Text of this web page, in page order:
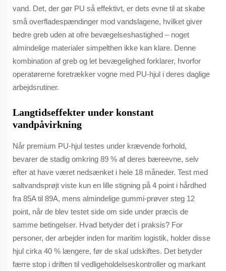
vand. Det, der gør PU så effektivt, er dets evne til at skabe
små overfladespændinger mod vandslagene, hvilket giver
bedre greb uden at ofre bevægelseshastighed – noget
almindelige materialer simpelthen ikke kan klare. Denne
kombination af greb og let bevægelighed forklarer, hvorfor
operatørerne foretrækker vogne med PU-hjul i deres daglige
arbejdsrutiner.
Langtidseffekter under konstant
vandpåvirkning
Når premium PU-hjul testes under krævende forhold,
bevarer de stadig omkring 89 % af deres bæreevne, selv
efter at have været nedsænket i hele 18 måneder. Test med
saltvandsprøjt viste kun en lille stigning på 4 point i hårdhed
fra 85A til 89A, mens almindelige gummi-prøver steg 12
point, når de blev testet side om side under præcis de
samme betingelser. Hvad betyder det i praksis? For
personer, der arbejder inden for maritim logistik, holder disse
hjul cirka 40 % længere, før de skal udskiftes. Det betyder
færre stop i driften til vedligeholdelseskontroller og markant